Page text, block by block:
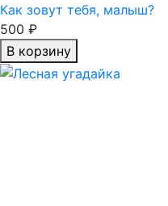
Как зовут тебя, малыш?
500 ₽
В корзину